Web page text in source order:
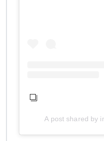
A post shared by